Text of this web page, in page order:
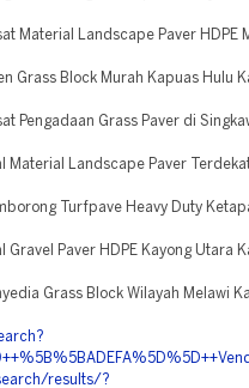
Material Landscape Paver HDPE
Grass Block Murah Kapuas Hulu
Pengadaan Grass Paver di
Material Landscape Paver
Turfpave Heavy Duty
Gravel Paver HDPE Kayong Utara
Grass Block Wilayah Melawi
results/?